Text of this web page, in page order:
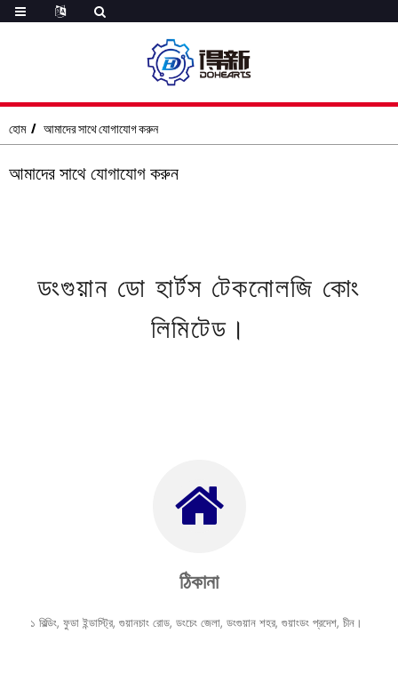
হোম আমাদের সাথে যোগাযোগ করুন
আমাদের সাথে যোগাযোগ করুন
ডংগুয়ান ডো হার্টস টেকনোলজি কোং
লিমিটেড।
ঠিকানা
১ বিল্ডিং, ফুডা ইন্ডাস্ট্রি, গুয়ানচাং রোড, ডংচেং জেলা, ডংগুয়ান শহর, গুয়াংডং প্রদেশ, চীন।